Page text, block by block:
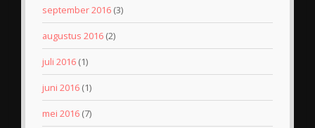
september 2016 (3)
augustus 2016 (2)
juli 2016 (1)
juni 2016 (1)
mei 2016 (7)